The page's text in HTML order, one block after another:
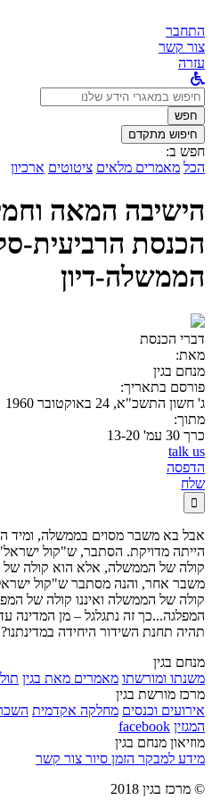
התחבר
צור קשר
עזרה
לחפש
ב:חפש
חיפוש מתקדם
חפש ב:
הכל מאמרים מלאים ציטוטים ארכיון
הישיבה המאה
הכנסת הרביעית-
הממשלה-דיון
דברי הכנסת
מאת:
מנחם בגין
פורסם בתאריך:
ג' חשון התשכ"א, 24 באוקטובר 1960
מתוך:
כרך 30 עמ' 13-20
talk us
הדפסה
שלח

אבל בא משבר מסוים בממשלה, ומיד
הייתה מדויקת. הסתבר, ש"קול ישראל"
קולה של הממשלה, אלא הוא קולה
משבר אחר, והנה מסתבר ש"קול ישראל"
קולה של הממשלה ואיננו קולה של
המפלגה...כך זה נתגלגל – מן המדינה
תהיה תחנת השידור היחידה במדינתנו?
מנחם בגין
משנתו ומורשתו מאמרים מאת בגין
מרכז מורשת בגין
אירועים וכנסים מחלקה אקדמית
המגזין facebook
מוזיאון מנחם בגין
מידע למבקר הזמן סיור צור קשר
© מרכז בגין 2018